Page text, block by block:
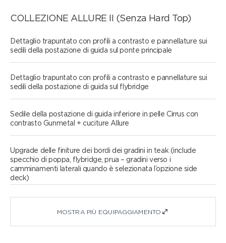
COLLEZIONE ALLURE II (Senza Hard Top)
Dettaglio trapuntato con profili a contrasto e pannellature sui
sedili della postazione di guida sul ponte principale
Dettaglio trapuntato con profili a contrasto e pannellature sui
sedili della postazione di guida sul flybridge
Sedile della postazione di guida inferiore in pelle Cirrus con
contrasto Gunmetal + cuciture Allure
Upgrade delle finiture dei bordi dei gradini in teak (include
specchio di poppa, flybridge, prua – gradini verso i
camminamenti laterali quando è selezionata l’opzione side
deck)
MOSTRA PIÙ EQUIPAGGIAMENTO